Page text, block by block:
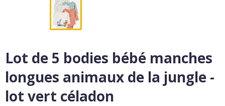
Lot de 5 bodies bébé manches
longues animaux de la jungle -
lot vert céladon